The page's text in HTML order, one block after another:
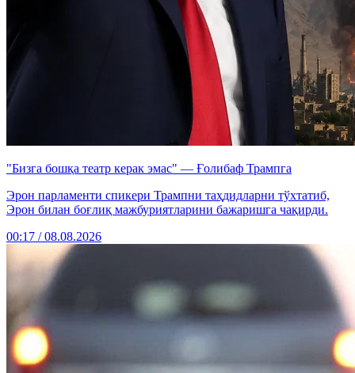
"Бизга бошқа театр керак эмас" — Ғолибаф Трампга
Эрон парламенти спикери Трампни таҳдидларни тўхтатиб,
Эрон билан боғлиқ мажбуриятларини бажаришга чақирди.
00:17 / 08.08.2026